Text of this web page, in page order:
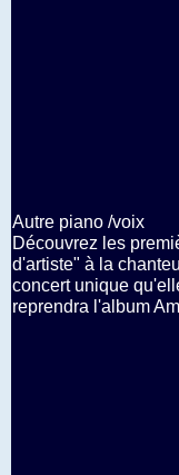
Autre piano /voix
Découvrez les
d'artiste" à la
concert unique
reprendra l'album